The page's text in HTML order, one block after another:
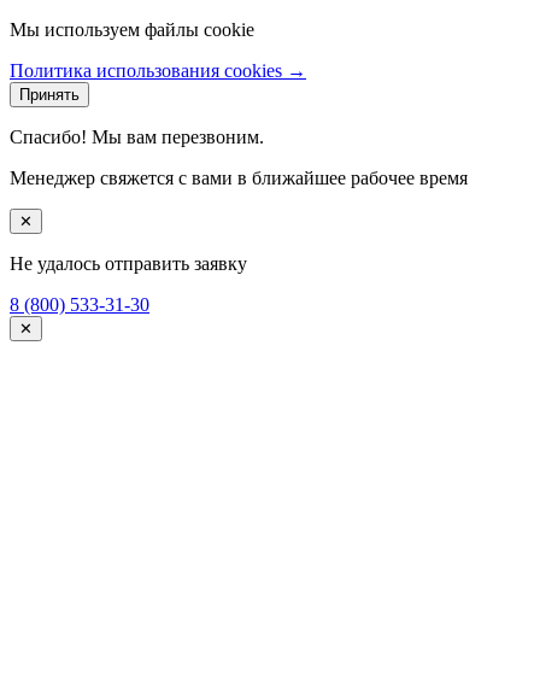
Мы используем файлы cookie
Политика использования cookies →
Принять
Спасибо! Мы вам перезвоним.
Менеджер свяжется с вами в ближайшее рабочее время
✕
Не удалось отправить заявку
8 (800) 533-31-30
✕